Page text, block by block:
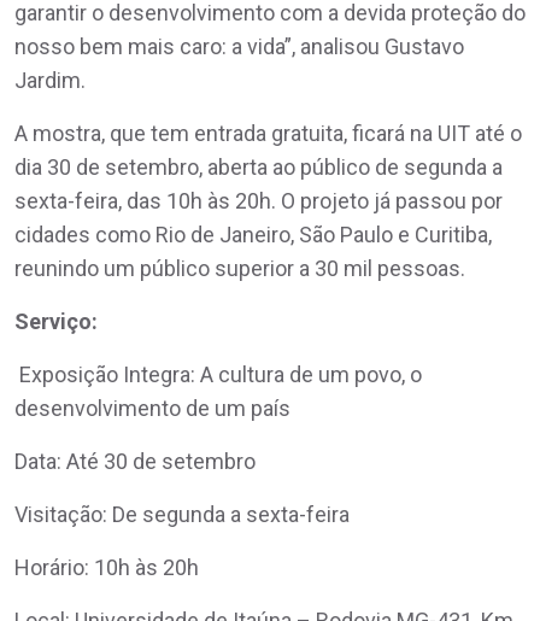
garantir o desenvolvimento com a devida proteção do
nosso bem mais caro: a vida”, analisou Gustavo
Jardim.
A mostra, que tem entrada gratuita, ficará na UIT até o
dia 30 de setembro, aberta ao público de segunda a
sexta-feira, das 10h às 20h. O projeto já passou por
cidades como Rio de Janeiro, São Paulo e Curitiba,
reunindo um público superior a 30 mil pessoas.
Serviço:
Exposição Integra: A cultura de um povo, o
desenvolvimento de um país
Data: Até 30 de setembro
Visitação: De segunda a sexta-feira
Horário: 10h às 20h